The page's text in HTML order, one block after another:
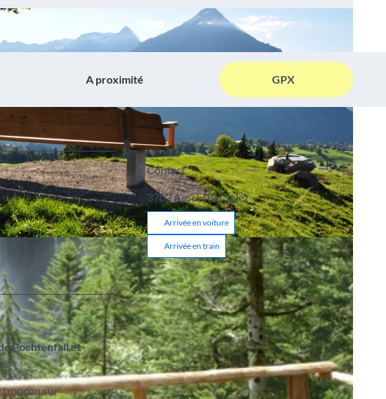
A proximité GPX
Pochtenfall et
tronçon sur
Contact
3703Aeschi bei Spiez
Arrivée en voiture
Arrivée en train